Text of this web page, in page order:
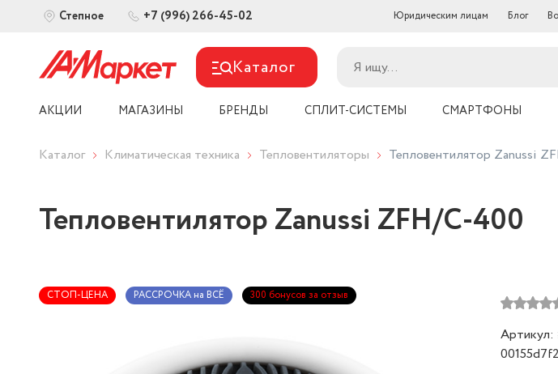
Степное +7 (996) 266-45-02 Юридическим лицам Блог
Каталог
АКЦИИ МАГАЗИНЫ БРЕНДЫ СПЛИТ-СИСТЕМЫ СМАРТФОНЫ
Каталог Климатическая техника Тепловентиляторы Тепловентилятор Zanussi
Тепловентилятор Zanussi ZFH/C-400
СТОП-ЦЕНА РАССРОЧКА на ВСЁ 300 бонусов за отзыв
Артикул: